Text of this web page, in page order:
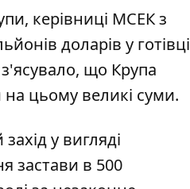
керівниці МСЕК з
доларів у готівці
що Крупа
цьому великі суми.
у вигляді
застави в 500